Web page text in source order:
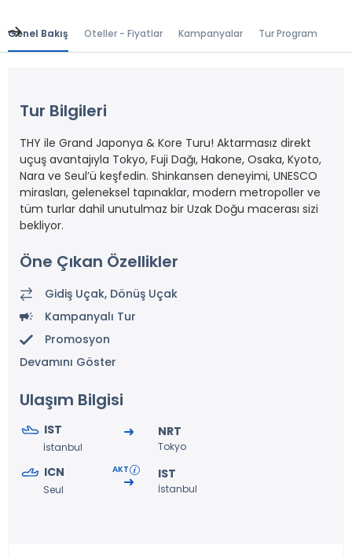
Genel Bakış Oteller - Fiyatlar Kampanyalar Tur Programı
Tur Bilgileri
THY ile Grand Japonya & Kore Turu! Aktarmasız direkt
uçuş avantajıyla Tokyo, Fuji Dağı, Hakone, Osaka, Kyoto,
Nara ve Seul’ü keşfedin. Shinkansen deneyimi, UNESCO
mirasları, geleneksel tapınaklar, modern metropoller ve
tüm turlar dahil unutulmaz bir Uzak Doğu macerası sizi
bekliyor.
Öne Çıkan Özellikler
Gidiş Uçak, Dönüş Uçak
Kampanyalı Tur
Promosyon
Devamını Göster
Ulaşım Bilgisi
IST
İstanbul
NRT
Tokyo
ICN
Seul
IST
İstanbul